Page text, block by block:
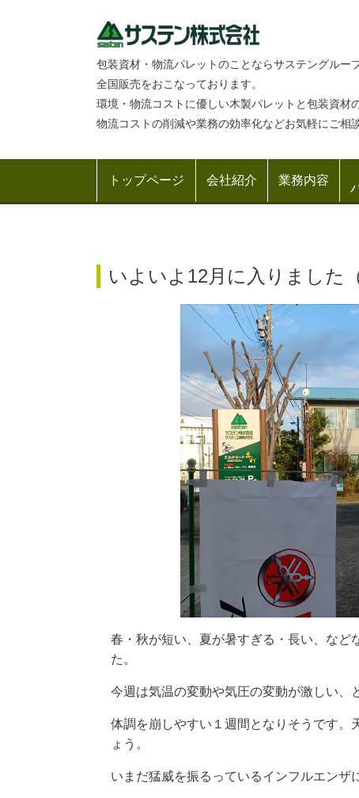
包装資材・物流パレットのことならサステングルー
全国販売をおこなっております。
環境・物流コストに優しい木製パレットと包装資材
物流コストの削減や業務の効率化などお気軽にご相
トップページ 会社紹介 業務内容
いよいよ12月に入りました
春・秋が短い、夏が暑すぎる・長い、など
た。
今週は気温の変動や気圧の変動が激しい、
体調を崩しやすい１週間となりそうです。
ょう。
いまだ猛威を振るっているインフルエンザ